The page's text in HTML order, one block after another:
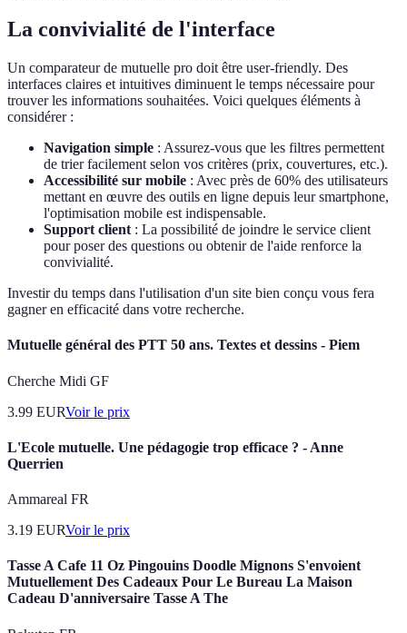
La convivialité de l'interface
Un comparateur de mutuelle pro doit être user-friendly. Des
interfaces claires et intuitives diminuent le temps nécessaire pour
trouver les informations souhaitées. Voici quelques éléments à
considérer :
Navigation simple : Assurez-vous que les filtres permettent
de trier facilement selon vos critères (prix, couvertures, etc.).
Accessibilité sur mobile : Avec près de 60% des utilisateurs
mettant en œuvre des outils en ligne depuis leur smartphone,
l'optimisation mobile est indispensable.
Support client : La possibilité de joindre le service client
pour poser des questions ou obtenir de l'aide renforce la
convivialité.
Investir du temps dans l'utilisation d'un site bien conçu vous fera
gagner en efficacité dans votre recherche.
Mutuelle général des PTT 50 ans. Textes et dessins - Piem
Cherche Midi GF
3.99 EURVoir le prix
L'Ecole mutuelle. Une pédagogie trop efficace ? - Anne
Querrien
Ammareal FR
3.19 EURVoir le prix
Tasse A Cafe 11 Oz Pingouins Doodle Mignons S'envoient
Mutuellement Des Cadeaux Pour Le Bureau La Maison
Cadeau D'anniversaire Tasse A The